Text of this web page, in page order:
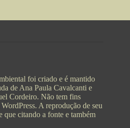
foi criado e é mantido
de Ana Paula Cavalcanti e
Cordeiro. Não tem fins
A reprodução de seu
que citando a fonte e também